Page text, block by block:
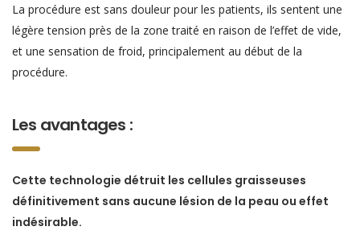
La procédure est sans douleur pour les patients, ils sentent une
légère tension près de la zone traité en raison de l’effet de vide,
et une sensation de froid, principalement au début de la
procédure.
Les avantages :
Cette technologie détruit les cellules graisseuses
définitivement sans aucune lésion de la peau ou effet
indésirable.